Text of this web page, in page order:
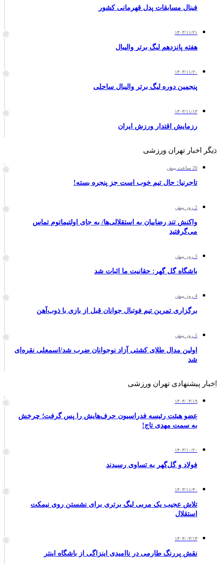
فینال مسابقات پدل قهرمانی کشور
۱۴۰۳/۱۱/۲۱
هفته پانزدهم لیگ برتر والیبال
۱۴۰۳/۱۱/۲۰
پنجمین دوره لیگ برتر والیبال ساحلی
۱۴۰۳/۱۱/۱۳
رزمایش اقتدار ورزش ایران
دیگر اخبار تهران ورزشی
20 ساعت پیش
تاجرنیا: حال تیم خوب است جز پنجره بسته!
2 روز پیش
واکنش تند رضاییان به استقلالی‌ها/ به جای اولتیماتوم تماس
می‌گرفتید
3 روز پیش
باشگاه گل گهر: حقانیت ما اثبات شد
4 روز پیش
برگزاری تمرین تیم فوتبال جوانان قبل از بازی با ذوب‌آهن
5 روز پیش
اولین مدال طلای کشتی آزاد نوجوانان ضرب شد/اسمعلی نقره‌ای
شد
اخبار پیشنهادی تهران ورزشی
۱۴۰۴/۰۳/۱۹
عضو هیئت رئیسه فدراسیون حرف‌هایش را پس گرفت؛ چرخش
به سمت مهدی تاج!
۱۴۰۳/۱۰/۲۰
فولاد و گل‌گهر به تساوی رسیدند
۱۴۰۳/۱۱/۳۰
تلاش عجیب یک مربی لیگ برتری برای نشستن روی نیمکت
استقلال
۱۴۰۴/۰۳/۱۳
نقش پررنگ طارمی در ناامیدی اینزاگی از باشگاه اینتر